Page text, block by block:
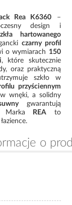
Rea K6360 –
design i
hartowanego
czarny profil
o wymiarach 150
, które skutecznie
oraz praktyczną
szkło w
przyściennym
wnęki, a solidny
gwarantują
Marka
REA to
o